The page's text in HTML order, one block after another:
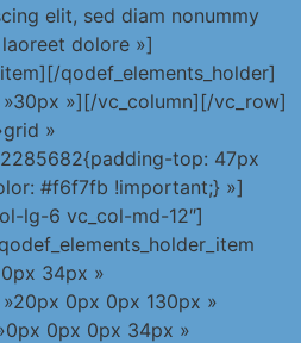
elit, sed diam nonummy
dolore »]
qodef_elements_holder]
»][/vc_column][/vc_row]
»
top: 47px
#f6f7fb !important;} »]
lg-6 vc_col-md-12″]
34px »
0px 0px 130px »
0px 0px 34px »